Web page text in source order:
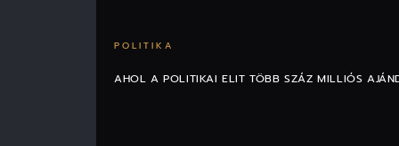
POLITIKA
AHOL A POLITIKAI ELIT TÖBB SZÁZ MILLIÓS